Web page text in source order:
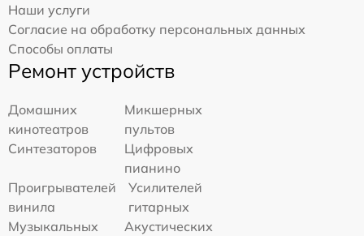
Наши услуги
Согласие на обработку персональных данных
Способы оплаты
Ремонт устройств
Домашних
кинотеатров
Микшерных
пультов
Синтезаторов
Цифровых
пианино
Проигрывателей
винила
Усилителей
гитарных
Музыкальных
Акустических